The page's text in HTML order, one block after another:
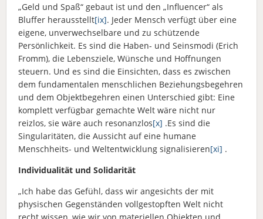
„Geld und Spaß“ gebaut ist und den „Influencer“ als
Bluffer herausstellt[ix]. Jeder Mensch verfügt über eine
eigene, unverwechselbare und zu schützende
Persönlichkeit. Es sind die Haben- und Seinsmodi (Erich
Fromm), die Lebensziele, Wünsche und Hoffnungen
steuern. Und es sind die Einsichten, dass es zwischen
dem fundamentalen menschlichen Beziehungsbegehren
und dem Objektbegehren einen Unterschied gibt: Eine
komplett verfügbar gemachte Welt wäre nicht nur
reizlos, sie wäre auch resonanzlos[x] .Es sind die
Singularitäten, die Aussicht auf eine humane
Menschheits- und Weltentwicklung signalisieren[xi] .
Individualität und Solidarität
„Ich habe das Gefühl, dass wir angesichts der mit
physischen Gegenständen vollgestopften Welt nicht